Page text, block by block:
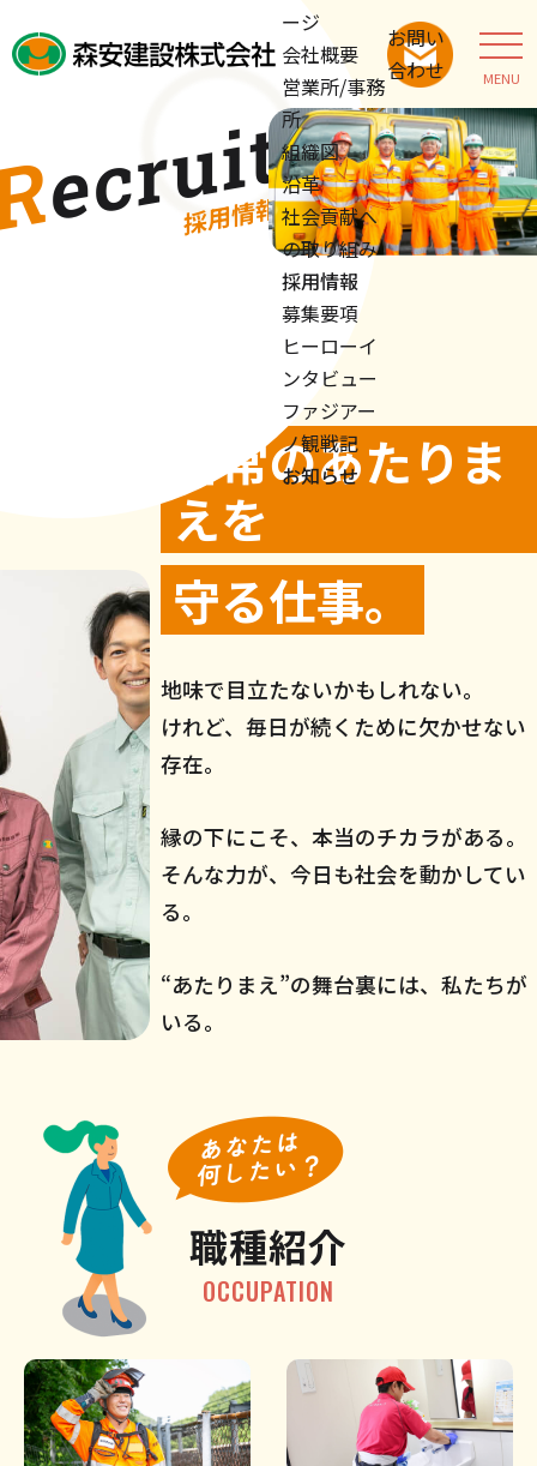
ージ
会社概要
営業所/事務
所
組織図
沿革
社会貢献へ
の取り組み
採用情報
募集要項
ヒーローイ
ンタビュー
ファジアー
ノ観戦記
お知らせ
お問い
合わせ
MENU
t
採用情報
日常のあたりま
えを
守る仕事。
地味で目立たないかもしれない。
けれど、毎日が続くために欠かせない
存在。
縁の下にこそ、本当のチカラがある。
そんな力が、今日も社会を動かしてい
る。
“あたりまえ”の舞台裏には、私たちが
いる。
職種紹介
OCCUPATION